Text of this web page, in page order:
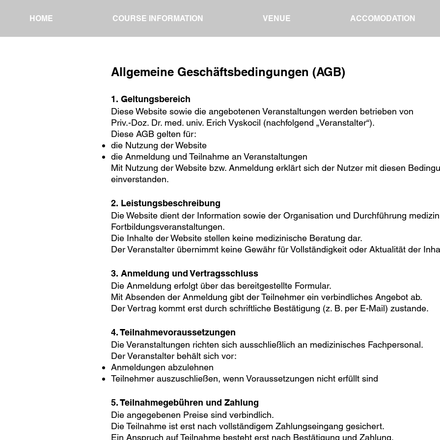
HOME COURSE INFORMATION VENUE ACCOMODATION
Allgemeine Geschäftsbedingungen (AGB)
1. Geltungsbereich
Diese Website sowie die angebotenen Veranstaltungen werden betrieben von
Priv.-Doz. Dr. med. univ. Erich Vyskocil (nachfolgend „Veranstalter“).
Diese AGB gelten für:
die Nutzung der Website
die Anmeldung und Teilnahme an Veranstaltungen
Mit Nutzung der Website bzw. Anmeldung erklärt sich der Nutzer mit diesen
einverstanden.
2. Leistungsbeschreibung
Die Website dient der Information sowie der Organisation und Durchführung
Fortbildungsveranstaltungen.
Die Inhalte der Website stellen keine medizinische Beratung dar.
Der Veranstalter übernimmt keine Gewähr für Vollständigkeit oder Aktualität der
3. Anmeldung und Vertragsschluss
Die Anmeldung erfolgt über das bereitgestellte Formular.
Mit Absenden der Anmeldung gibt der Teilnehmer ein verbindliches Angebot ab.
Der Vertrag kommt erst durch schriftliche Bestätigung (z. B. per E-Mail) zustande.
4. Teilnahmevoraussetzungen
Die Veranstaltungen richten sich ausschließlich an medizinisches Fachpersonal.
Der Veranstalter behält sich vor:
Anmeldungen abzulehnen
Teilnehmer auszuschließen, wenn Voraussetzungen nicht erfüllt sind
5. Teilnahmegebühren und Zahlung
Die angegebenen Preise sind verbindlich.
Die Teilnahme ist erst nach vollständigem Zahlungseingang gesichert.
Ein Anspruch auf Teilnahme besteht erst nach Bestätigung und Zahlung.